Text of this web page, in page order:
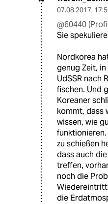
07.08.2017,
@60440
Sie
Nordkorea
genug Zeit,
UdSSR nach
fischen. Und
Koreaner
kommt, dass
wissen, wie
zu schießen
dass auch
treffen,
noch die
die